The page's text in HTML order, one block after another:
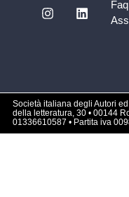
Faq
Società italiana degli Autori
della letteratura, 30 • 00144
01336610587 • Partita iva